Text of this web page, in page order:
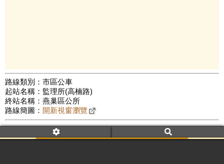
路線類別：市區公車
起站名稱：監理所(高楠路)
終站名稱：燕巢區公所
路線簡圖： 開新視窗瀏覽
附屬名稱：紅58B
車頭描述：監理所(高楠路)
燕巢區公所
公車數量: 累計587、上線303